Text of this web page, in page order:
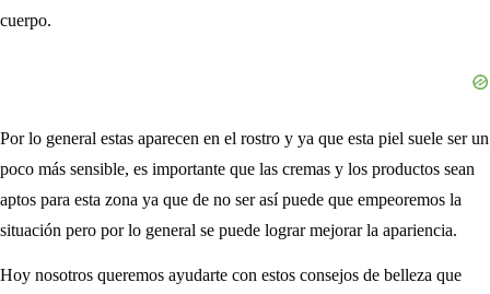
cuerpo.
Por lo general estas aparecen en el rostro y ya que esta piel suele ser un
poco más sensible, es importante que las cremas y los productos sean
aptos para esta zona ya que de no ser así puede que empeoremos la
situación pero por lo general se puede lograr mejorar la apariencia.
Hoy nosotros queremos ayudarte con estos consejos de belleza que